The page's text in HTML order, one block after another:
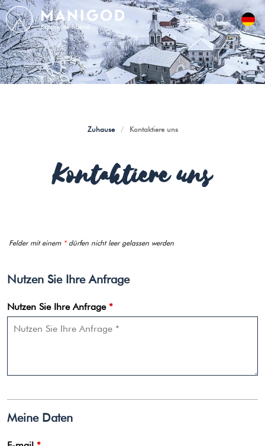
Zuhause / Kontaktiere uns
Kontaktiere uns
Felder mit einem *dürfen nicht leer gelassen werden
Nutzen Sie Ihre Anfrage
Nutzen Sie Ihre Anfrage *
Meine Daten